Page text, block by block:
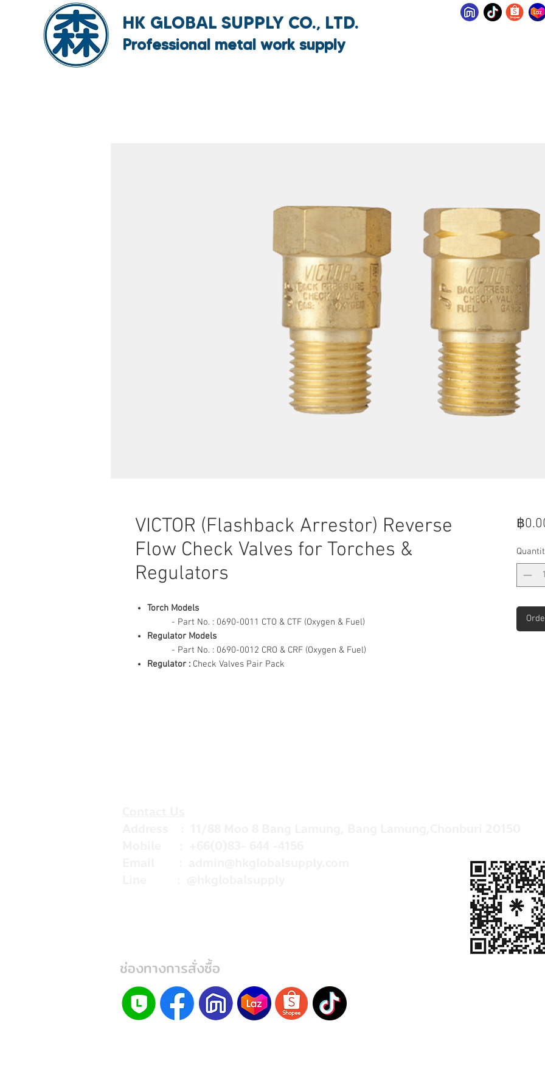
HK GLOBAL SUPPLY CO., LTD.
Professional metal work supply
VICTOR (Flashback Arrestor) Reverse
Flow Check Valves for Torches &
Regulators
Torch Models
- Part No. : 0690-0011 CTO & CTF (Oxygen & Fuel)
Regulator Models
- Part No. : 0690-0012 CRO & CRF (Oxygen & Fuel)
Regulator : Check Valves Pair Pack
฿
ช่องทางการสั่งซื้อ